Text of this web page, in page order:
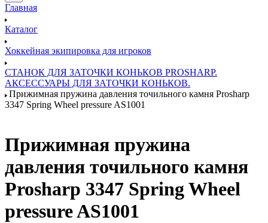
Главная
Каталог
Хоккейная экипировка для игроков
СТАНОК ДЛЯ ЗАТОЧКИ КОНЬКОВ PROSHARP.
АКСЕССУАРЫ ДЛЯ ЗАТОЧКИ КОНЬКОВ.
Прижимная пружина давления точильного камня Prosharp
3347 Spring Wheel pressure AS1001
Прижимная пружина
давления точильного камня
Prosharp 3347 Spring Wheel
pressure AS1001